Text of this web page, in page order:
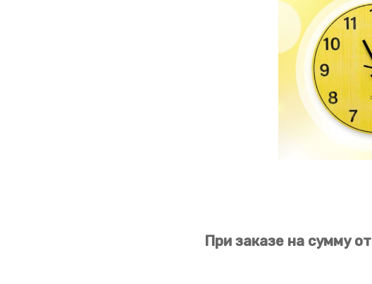
При заказе на сумму от